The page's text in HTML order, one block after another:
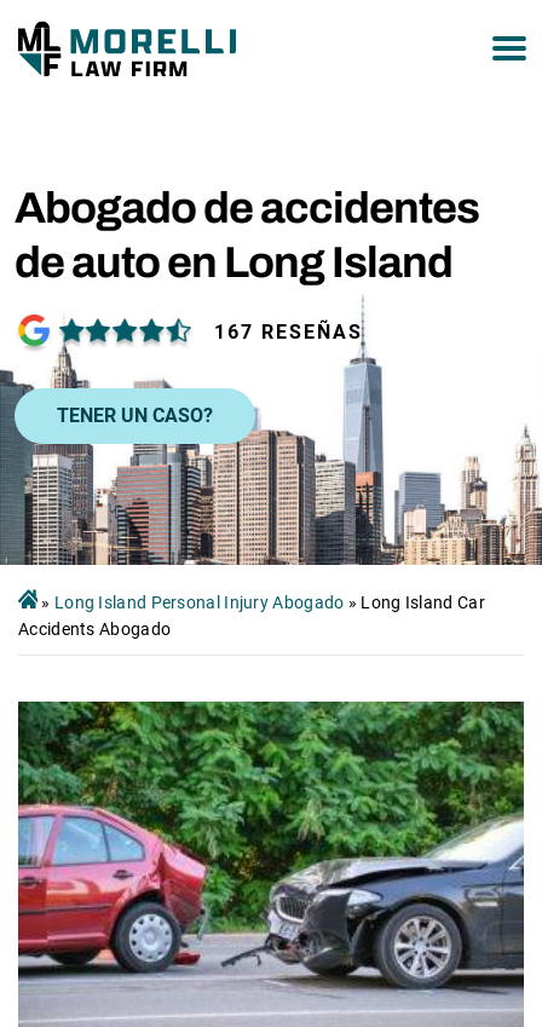
Abogado de accidentes
de auto en Long Island
167 RESEÑAS
TENER UN CASO?
» Long Island Personal Injury Abogado » Long Island Car
Accidents Abogado